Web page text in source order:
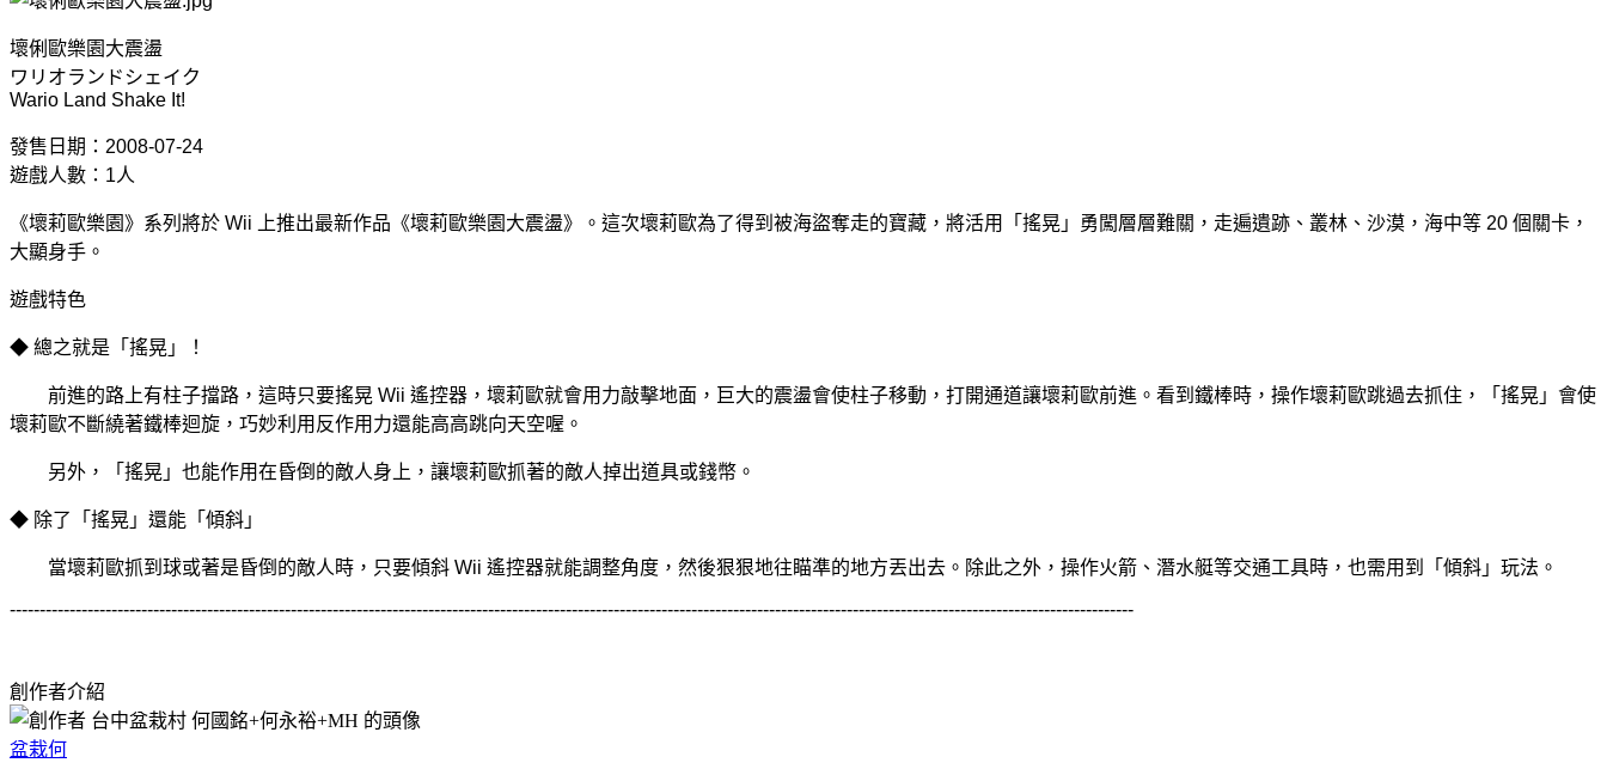
壞俐歐樂園大震盪
ワリオランドシェイク
Wario Land Shake It!
發售日期：2008-07-24
遊戲人數：1人
《壞莉歐樂園》系列將於 Wii 上推出最新作品《壞莉歐樂園大震盪》。這次壞莉歐為了得到被海盜奪走的寶藏，將活用「搖晃」勇闖層層難關，走遍遺跡、叢林、沙漠，海中等 20 個關卡，
大顯身手。
遊戲特色
◆ 總之就是「搖晃」！
前進的路上有柱子擋路，這時只要搖晃 Wii 遙控器，壞莉歐就會用力敲擊地面，巨大的震盪會使柱子移動，打開通道讓壞莉歐前進。看到鐵棒時，操作壞莉歐跳過去抓住，「搖晃」會使
壞莉歐不斷繞著鐵棒迴旋，巧妙利用反作用力還能高高跳向天空喔。
另外，「搖晃」也能作用在昏倒的敵人身上，讓壞莉歐抓著的敵人掉出道具或錢幣。
◆ 除了「搖晃」還能「傾斜」
當壞莉歐抓到球或著是昏倒的敵人時，只要傾斜 Wii 遙控器就能調整角度，然後狠狠地往瞄準的地方丟出去。除此之外，操作火箭、潛水艇等交通工具時，也需用到「傾斜」玩法。
--------------------------------------------------------------------------------------------------------------------------------------------------------------------------------------------
創作者介紹
盆栽何